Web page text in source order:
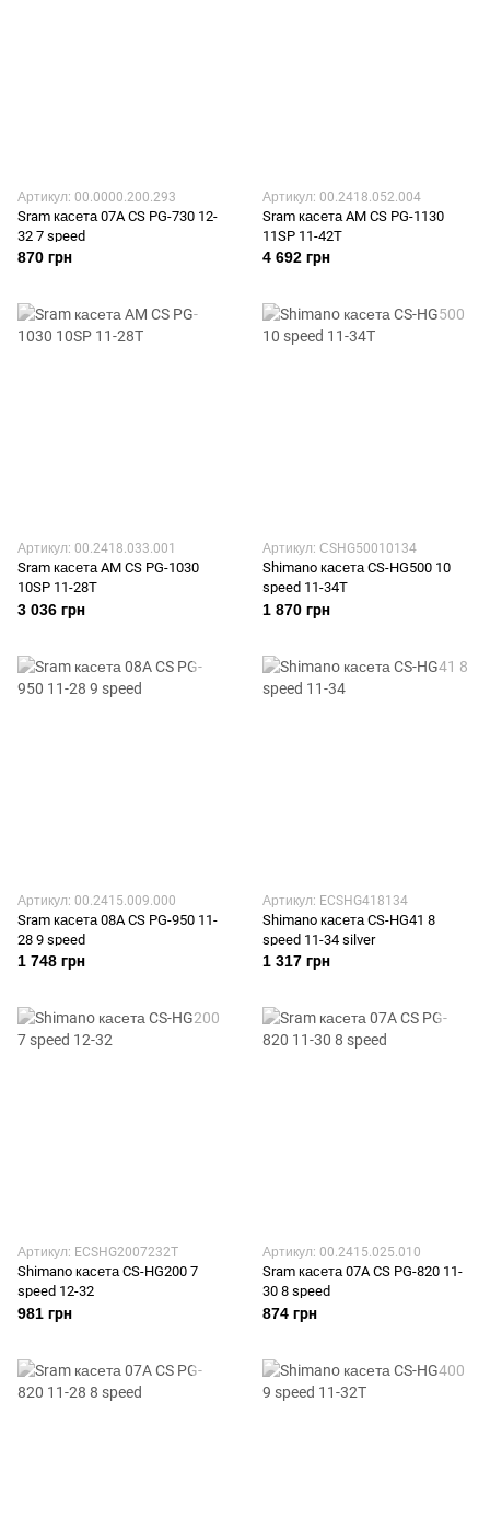
Артикул: 00.0000.200.293
Sram касета 07A CS PG-730 12-
32 7 speed
870 грн
Артикул: 00.2418.052.004
Sram касета AM CS PG-1130
11SP 11-42T
4 692 грн
Артикул: 00.2418.033.001
Sram касета AM CS PG-1030
10SP 11-28T
3 036 грн
Артикул: СSHG50010134
Shimano касета CS-HG500 10
speed 11-34T
1 870 грн
Артикул: 00.2415.009.000
Sram касета 08A CS PG-950 11-
28 9 speed
1 748 грн
Артикул: ECSHG418134
Shimano касета CS-HG41 8
speed 11-34 silver
1 317 грн
Артикул: ECSHG2007232T
Shimano касета CS-HG200 7
speed 12-32
981 грн
Артикул: 00.2415.025.010
Sram касета 07A CS PG-820 11-
30 8 speed
874 грн